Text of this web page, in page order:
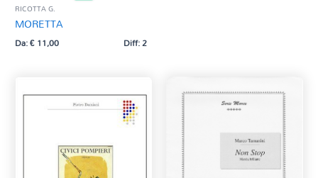
RICOTTA G.
MORETTA
Da:€11,00 Diff: 2